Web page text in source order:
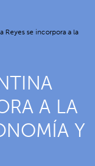
Reyes se incorpora a la
A LA
Y